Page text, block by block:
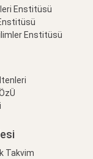
Enstitüsü
Enstitüsü
Takvim